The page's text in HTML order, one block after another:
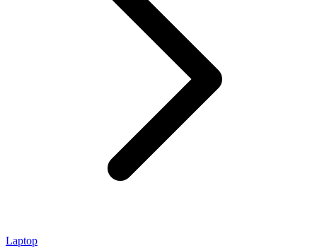
Laptop